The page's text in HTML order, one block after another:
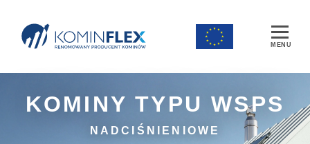
Main Navigation
KOMINY TYPU WSPS
NADCIŚNIENIOWE